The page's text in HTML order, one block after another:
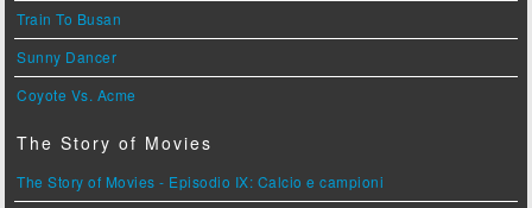
Train To Busan
Sunny Dancer
Coyote Vs. Acme
The Story of Movies
The Story of Movies - Episodio IX: Calcio e campioni